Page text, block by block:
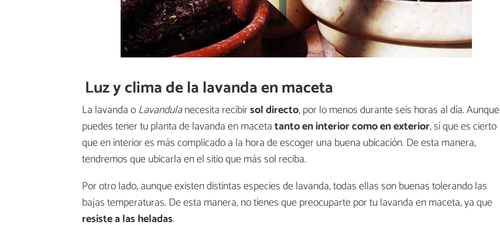
Luz y clima de la lavanda en maceta
La lavanda oLavandulanecesita recibirsol directo, por lo menos durante seis horas al día. Aunque
puedes tener tu planta de lavanda en macetatanto en interior como en exterior, sí que es cierto
que en interior es más complicado a la hora de escoger una buena ubicación. De esta manera,
tendremos que ubicarla en el sitio que más sol reciba.
Por otro lado, aunque existen distintas especies de lavanda, todas ellas son buenas tolerando las
bajas temperaturas. De esta manera, no tienes que preocuparte por tu lavanda en maceta, ya que
resiste a las heladas.